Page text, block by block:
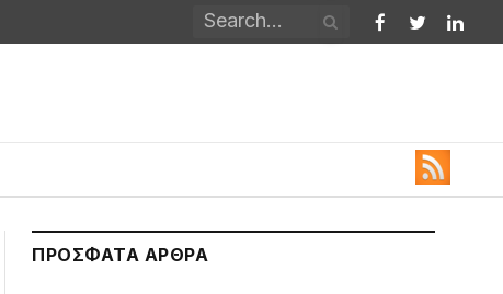
Facebook
Twitter
ΠΡΌΣΦΑΤΑ ΆΡΘΡΑ